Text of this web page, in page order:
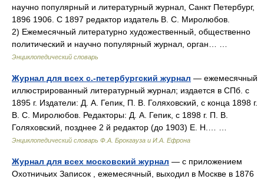
научно популярный и литературный журнал, Санкт Петербург,
1896 1906. С 1897 редактор издатель В. С. Миролюбов.
2) Ежемесячный литературно художественный, общественно
политический и научно популярный журнал, орган… …
Энциклопедический словарь
Журнал для всех с.-петербургский журнал — ежемесячный
иллюстрированный литературный журнал; издается в СПб. с
1895 г. Издатели: Д. А. Гепик, П. В. Голяховский, с конца 1898 г.
В. С. Миролюбов. Редакторы: Д. А. Гепик, с 1898 г. П. В.
Голяховский, позднее 2 й редактор (до 1903) E. H.… …
Энциклопедический словарь Ф.А. Брокгауза и И.А. Ефрона
Журнал для всех московский журнал — с приложением
Охотничьих Записок , ежемесячный, выходил в Москве в 1876